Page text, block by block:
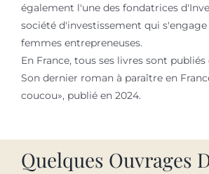
également l'une des fondatrices
société d'investissement qui s'engage
femmes entrepreneuses.
En France, tous ses livres sont publiés
Son dernier roman à paraître en
coucou», publié en 2024.
Quelques Ouvrages